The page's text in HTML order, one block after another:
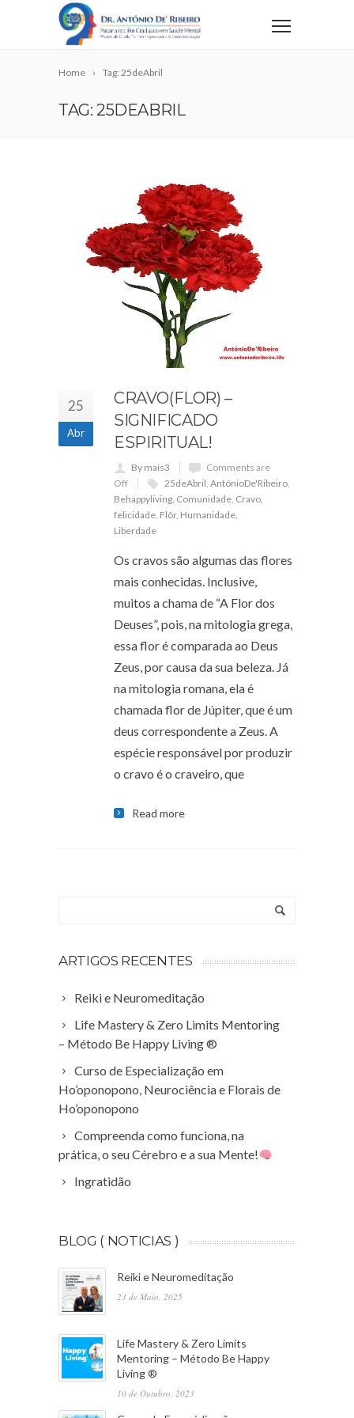
Home Tag: 25deAbril
TAG: 25DEABRIL
25
Abr
CRAVO(FLOR) –
SIGNIFICADO
ESPIRITUAL!
By mais3
Comments are
Off
25deAbril, AntónioDe'Ribeiro,
Behappyliving, Comunidade, Cravo,
felicidade, Flôr, Humanidade,
Liberdade
Os cravos são algumas das flores
mais conhecidas. Inclusive,
muitos a chama de “A Flor dos
Deuses”, pois, na mitologia grega,
essa flor é comparada ao Deus
Zeus, por causa da sua beleza. Já
na mitologia romana, ela é
chamada flor de Júpiter, que é um
deus correspondente a Zeus. A
espécie responsável por produzir
o cravo é o craveiro, que
Read more
ARTIGOS RECENTES
Reiki e Neuromeditação
Life Mastery & Zero Limits Mentoring
– Método Be Happy Living ®
Curso de Especialização em
Ho’oponopono, Neurociência e Florais de
Ho’oponopono
Compreenda como funciona, na
prática, o seu Cérebro e a sua Mente!
Ingratidão
BLOG ( NOTICIAS )
Reiki e Neuromeditação
23 de Maio, 2025
Life Mastery & Zero Limits
Mentoring – Método Be Happy
Living ®
10 de Outubro, 2023